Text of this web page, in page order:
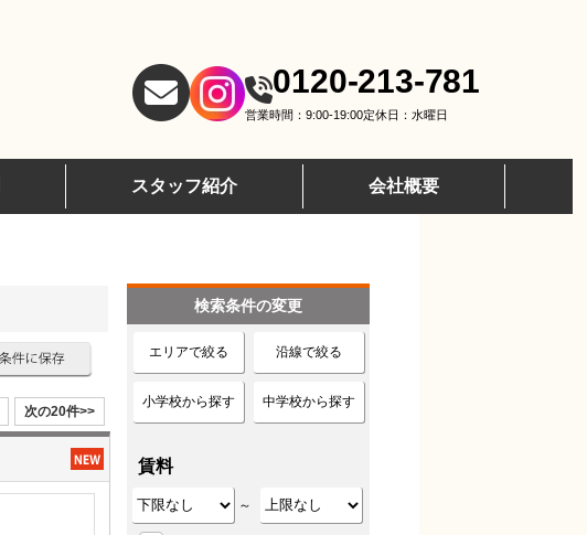
0120-213-781
営業時間：9:00-19:00定休日：水曜日
スタッフ紹介 会社概要
次の20件>>
検索条件の変更
エリアで絞る 沿線で絞る
小学校から探す 中学校から探す
賃料
～